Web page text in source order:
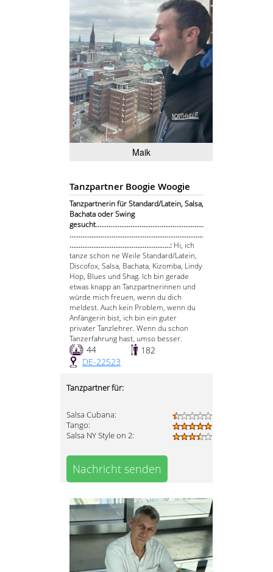
Maik
Tanzpartner Boogie Woogie
Tanzpartnerin für Standard/Latein, Salsa,
Bachata oder Swing
gesucht...........................................................
.........................................................................
.......................................................: Hi, ich
tanze schon ne Weile Standard/Latein,
Discofox, Salsa, Bachata, Kizomba, Lindy
Hop, Blues und Shag. Ich bin gerade
etwas knapp an Tanzpartnerinnen und
würde mich freuen, wenn du dich
meldest. Auch kein Problem, wenn du
Anfängerin bist, ich bin ein guter
privater Tanzlehrer. Wenn du schon
Tanzerfahrung hast, umso besser.
44
182
DE-22523
Tanzpartner für:
Salsa Cubana:
Tango:
Salsa NY Style on 2:
Nachricht senden